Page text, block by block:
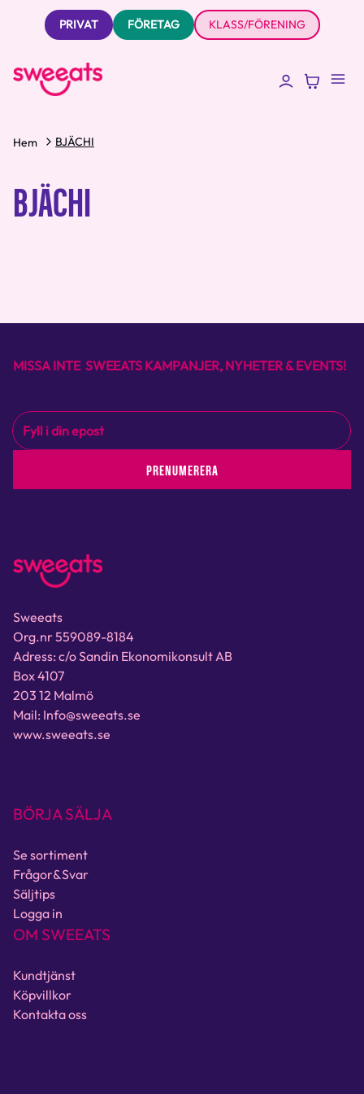
PRIVAT FÖRETAG KLASS/FÖRENING
Hem BJÄCHI
BJÄCHI
MISSA INTE SWEEATS KAMPANJER, NYHETER & EVENTS!
PRENUMERERA
Sweeats
Org.nr 559089-8184
Adress: c/o Sandin Ekonomikonsult AB
Box 4107
203 12 Malmö
Mail: Info@sweeats.se
www.sweeats.se
BÖRJA SÄLJA
Se sortiment
Frågor&Svar
Säljtips
Logga in
OM SWEEATS
Kundtjänst
Köpvillkor
Kontakta oss